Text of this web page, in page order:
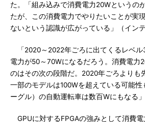
た。「組み込みで消費電力20Wというの
たが、この消費電力でやりたいことが実
ないという認識が広がっている」（イン
「2020～2022年ごろに出てくるレベル
電力が50～70Wになるだろう。消費電力
のはその次の段階だ。2020年ごろよりも
一部のモデルは100Wを超えている可能
ーグル）の自動運転車は数百Wにもなる
GPUに対するFPGAの強みとして消費